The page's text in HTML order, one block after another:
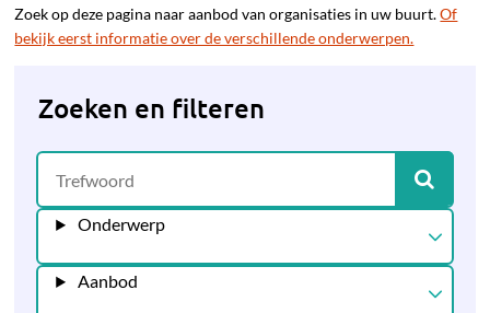
Zoek op deze pagina naar aanbod van organisaties in uw buurt.Of
bekijk eerst informatie over de verschillende onderwerpen.
Zoeken en filteren
Onderwerp
Aanbod